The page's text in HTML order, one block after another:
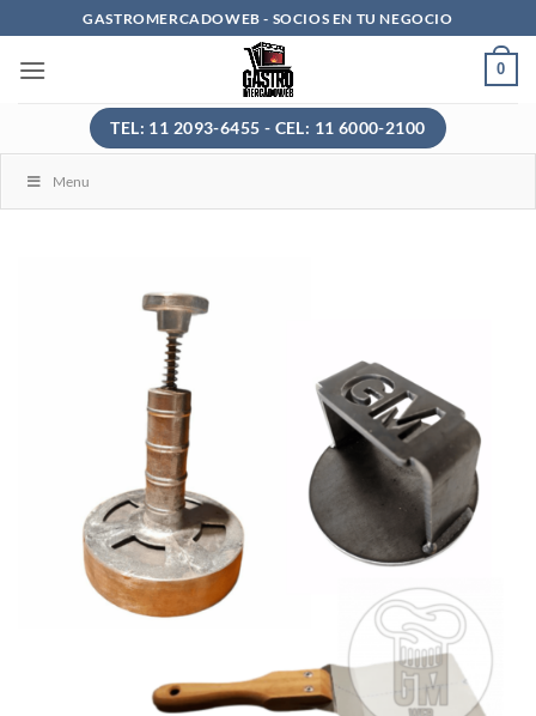
al
contenido
GASTROMERCADOWEB - SOCIOS EN TU NEGOCIO
0
TEL: 11 2093-6455 - CEL: 11 6000-2100
Menu